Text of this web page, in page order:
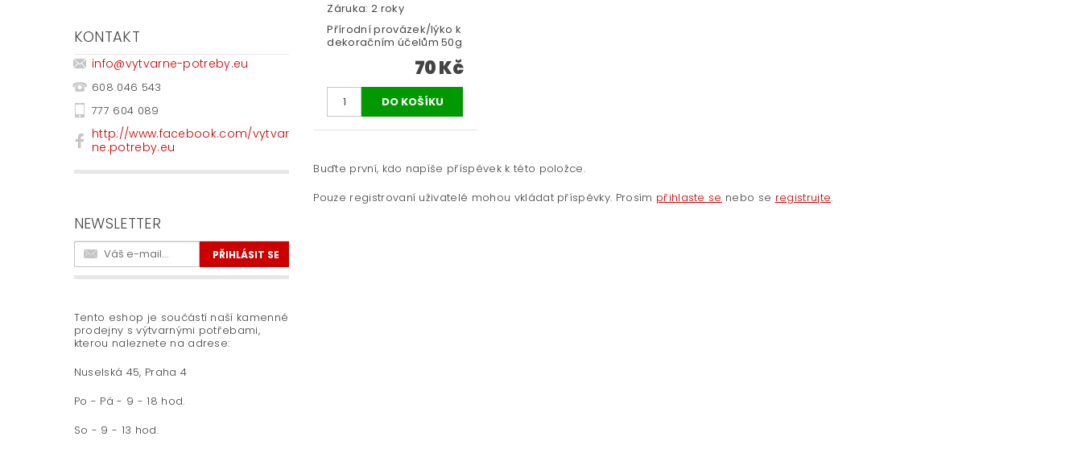
KONTAKT
info@vytvarne-potreby.eu
608 046 543
777 604 089
http://www.facebook.com/vytvar
ne.potreby.eu
NEWSLETTER
Tento eshop je součástí naší kamenné
prodejny s výtvarnými potřebami,
kterou naleznete na adrese:
Nuselská 45, Praha 4
Po - Pá - 9 - 18 hod.
So - 9 - 13 hod.
Záruka: 2 roky
Přírodní provázek/lýko k
dekoračním účelům 50g
70 Kč
Buďte první, kdo napíše příspěvek k této položce.
Pouze registrovaní uživatelé mohou vkládat příspěvky. Prosím přihlaste se nebo se registrujte.